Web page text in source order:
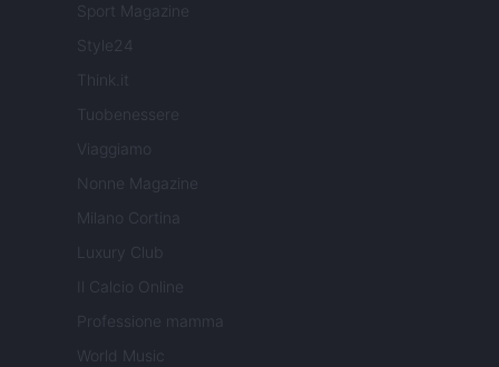
Sport Magazine
Style24
Think.it
Tuobenessere
Viaggiamo
Nonne Magazine
Milano Cortina
Luxury Club
Il Calcio Online
Professione mamma
World Music